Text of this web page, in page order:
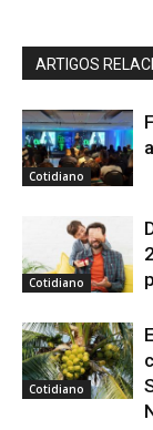
ARTIGOS
Cotidiano
Cotidiano
Cotidiano